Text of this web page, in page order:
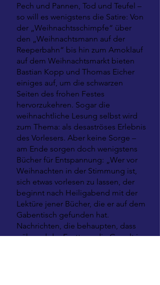
Pech und Pannen, Tod und Teufel –
so will es wenigstens die Satire: Von
der „Weihnachtsschimpfe“ über
den „Weihnachtsmann auf der
Reeperbahn“ bis hin zum Amoklauf
auf dem Weihnachtsmarkt bieten
Bastian Kopp und Thomas Eicher
einiges auf, um die schwarzen
Seiten des frohen Festes
hervorzukehren. Sogar die
weihnachtliche Lesung selbst wird
zum Thema: als desaströses Erlebnis
des Vorlesers. Aber keine Sorge –
am Ende sorgen doch wenigstens
Bücher für Entspannung: „Wer vor
Weihnachten in der Stimmung ist,
sich etwas vorlesen zu lassen, der
beginnt nach Heiligabend mit der
Lektüre jener Bücher, die er auf dem
Gabentisch gefunden hat.
Nachrichten, die behaupten, dass
während der Festtage die Gewalt in